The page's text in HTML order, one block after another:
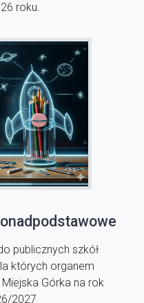
roku.
publicznych szkół
których organem
Górka na rok
2027